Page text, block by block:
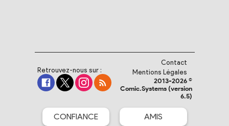
Retrouvez-nous sur :
Contact
Mentions Légales
2013-2026 ©
Comic.Systems (version
6.5)
CONFIANCE AMIS